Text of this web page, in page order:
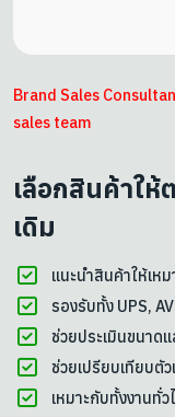
Brand Sales
sales team
เลือกสินค้าให้
เดิม
แนะนำสินค้าให้เห
รองรับทั้ง UPS,
ช่วยประเมินขนาด
ช่วยเปรียบเทียบตั
เหมาะกับทั้งงานทั่ว